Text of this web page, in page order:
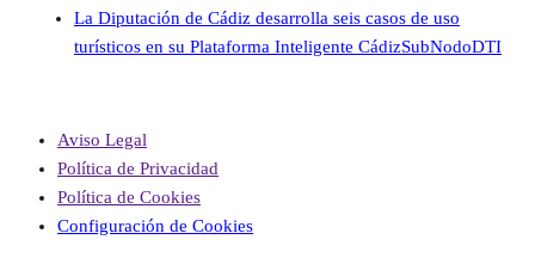
La Diputación de Cádiz desarrolla seis casos de uso
turísticos en su Plataforma Inteligente CádizSubNodoDTI
Aviso Legal
Política de Privacidad
Política de Cookies
Configuración de Cookies